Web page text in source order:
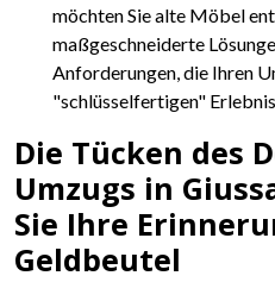
möchten Sie alte Möbel
maßgeschneiderte
Anforderungen, die Ihren
"schlüsselfertigen"
Die Tücken des
Umzugs in
Sie Ihre
Geldbeutel